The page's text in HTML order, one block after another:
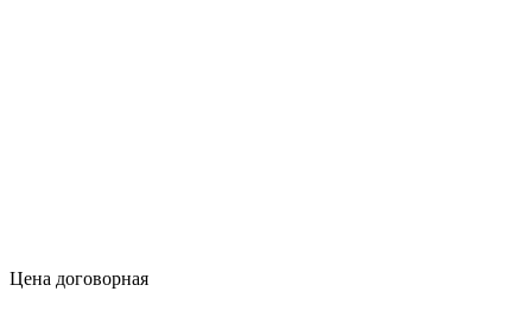
Цена договорная